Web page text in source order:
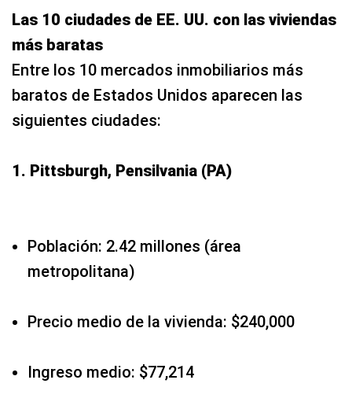
Las 10 ciudades de EE. UU. con las viviendas
más baratas
Entre los 10 mercados inmobiliarios más
baratos de Estados Unidos aparecen las
siguientes ciudades:
1. Pittsburgh, Pensilvania (PA)
Población: 2.42 millones (área
metropolitana)
Precio medio de la vivienda: $240,000
Ingreso medio: $77,214